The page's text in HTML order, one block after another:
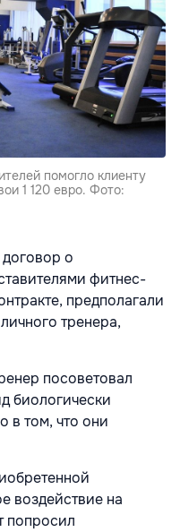
помогло клиенту
1 120 евро. Фото:
договор о
фитнес-
предполагали
тренера,
посоветовал
биологически
в том, что они
воздействие на
попросил